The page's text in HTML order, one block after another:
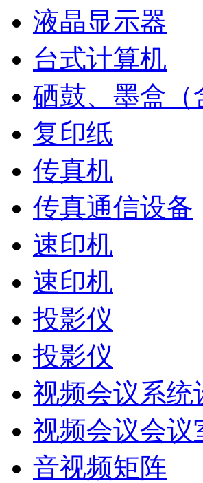
液晶显示器
台式计算机
硒鼓、墨盒（
复印纸
传真机
传真通信设备
速印机
速印机
投影仪
投影仪
视频会议系统
视频会议会议
音视频矩阵